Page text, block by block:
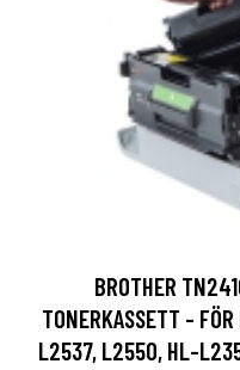
BROTHER
TONERKASSETT -
L2537, L2550, HL-